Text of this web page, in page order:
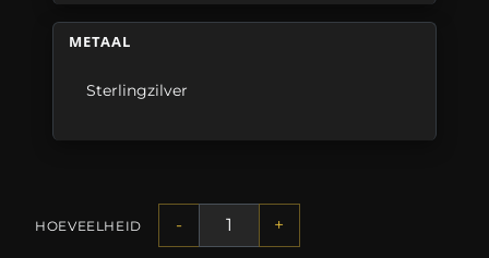
METAAL
Sterlingzilver
HOEVEELHEID - +